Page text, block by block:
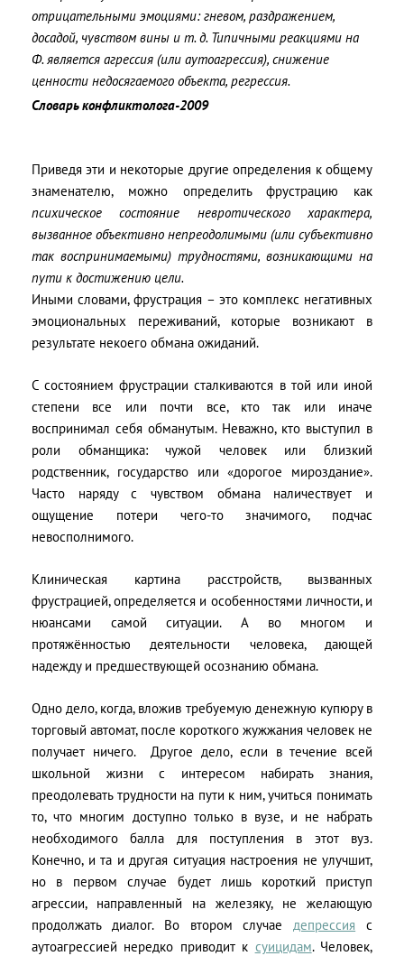
отрицательными эмоциями: гневом, раздражением,
досадой, чувством вины и т. д. Типичными реакциями на
Ф. является агрессия (или аутоагрессия), снижение
ценности недосягаемого объекта, регрессия.
Словарь конфликтолога-2009
Приведя эти и некоторые другие определения к общему
знаменателю, можно определить фрустрацию как
психическое состояние невротического характера,
вызванное объективно непреодолимыми (или субъективно
так воспринимаемыми) трудностями, возникающими на
пути к достижению цели.
Иными словами, фрустрация – это комплекс негативных
эмоциональных переживаний, которые возникают в
результате некоего обмана ожиданий.
С состоянием фрустрации сталкиваются в той или иной
степени все или почти все, кто так или иначе
воспринимал себя обманутым. Неважно, кто выступил в
роли обманщика: чужой человек или близкий
родственник, государство или «дорогое мироздание».
Часто наряду с чувством обмана наличествует и
ощущение потери чего-то значимого, подчас
невосполнимого.
Клиническая картина расстройств, вызванных
фрустрацией, определяется и особенностями личности, и
нюансами самой ситуации. А во многом и
протяжённостью деятельности человека, дающей
надежду и предшествующей осознанию обмана.
Одно дело, когда, вложив требуемую денежную купюру в
торговый автомат, после короткого жужжания человек не
получает ничего. Другое дело, если в течение всей
школьной жизни с интересом набирать знания,
преодолевать трудности на пути к ним, учиться понимать
то, что многим доступно только в вузе, и не набрать
необходимого балла для поступления в этот вуз.
Конечно, и та и другая ситуация настроения не улучшит,
но в первом случае будет лишь короткий приступ
агрессии, направленный на железяку, не желающую
продолжать диалог. Во втором случае депрессия с
аутоагрессией нередко приводит к суицидам. Человек,